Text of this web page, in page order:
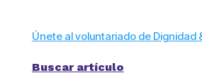
Únete al voluntariado de Dignidad
Buscar artículo